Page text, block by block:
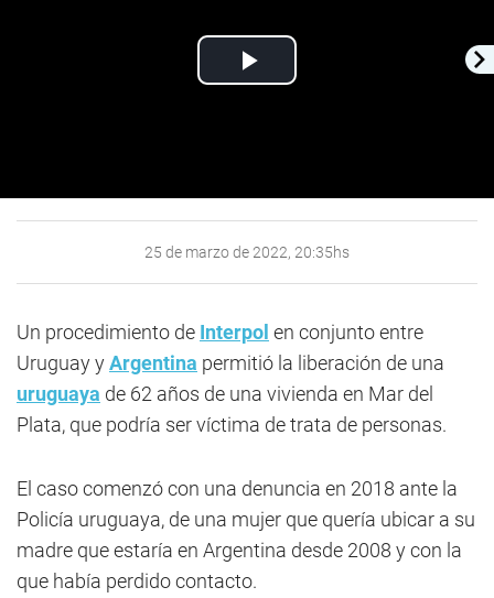
Play
25 de marzo de 2022, 20:35hs
Un procedimiento de Interpol en conjunto entre
Uruguay yArgentina permitió la liberación de una
uruguaya de 62 años de una vivienda en Mar del
Plata, que podría ser víctima de trata de personas.
El caso comenzó con una denuncia en 2018 ante la
Policía uruguaya, de una mujer que quería ubicar a su
madre que estaría en Argentina desde 2008 y con la
que había perdido contacto.